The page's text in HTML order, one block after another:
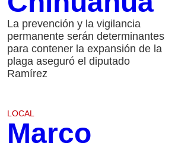
La prevención y la vigilancia
permanente serán determinantes
para contener la expansión de la
plaga aseguró el diputado
Ramírez
LOCAL
Marco